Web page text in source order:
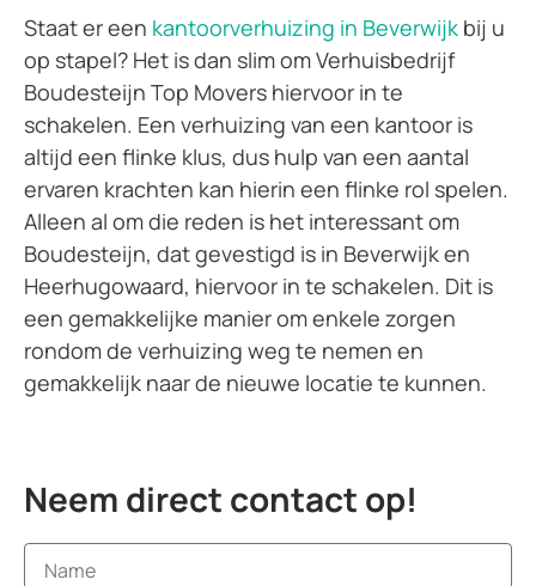
Staat er een kantoorverhuizing in Beverwijk bij u
op stapel? Het is dan slim om Verhuisbedrijf
Boudesteijn Top Movers hiervoor in te
schakelen. Een verhuizing van een kantoor is
altijd een flinke klus, dus hulp van een aantal
ervaren krachten kan hierin een flinke rol spelen.
Alleen al om die reden is het interessant om
Boudesteijn, dat gevestigd is in Beverwijk en
Heerhugowaard, hiervoor in te schakelen. Dit is
een gemakkelijke manier om enkele zorgen
rondom de verhuizing weg te nemen en
gemakkelijk naar de nieuwe locatie te kunnen.
Neem direct contact op!